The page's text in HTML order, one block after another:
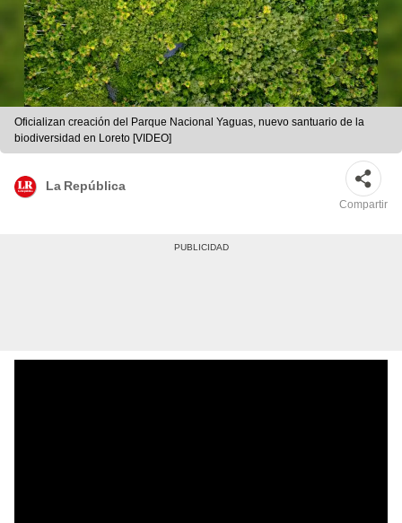
Oficializan creación del Parque Nacional Yaguas, nuevo santuario de la
biodiversidad en Loreto [VIDEO]
La República
Compartir